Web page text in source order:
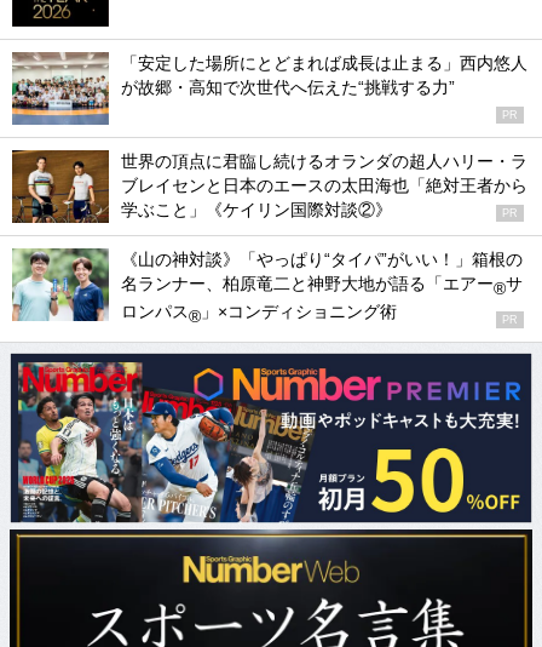
「安定した場所にとどまれば成長は止まる」西内悠人
が故郷・高知で次世代へ伝えた“挑戦する力”
PR
世界の頂点に君臨し続けるオランダの超人ハリー・ラ
ブレイセンと日本のエースの太田海也「絶対王者から
学ぶこと」《ケイリン国際対談②》
PR
《山の神対談》「やっぱり“タイパ”がいい！」箱根の
名ランナー、柏原竜二と神野大地が語る「エアー®サ
ロンパス® 」×コンディショニング術 PR